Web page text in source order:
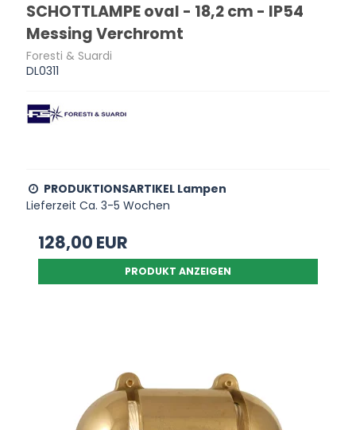
SCHOTTLAMPE oval - 18,2 cm - IP54
Messing Verchromt
Foresti & Suardi
DL0311
PRODUKTIONSARTIKEL Lampen
Lieferzeit Ca. 3-5 Wochen
128,00 EUR
PRODUKT ANZEIGEN